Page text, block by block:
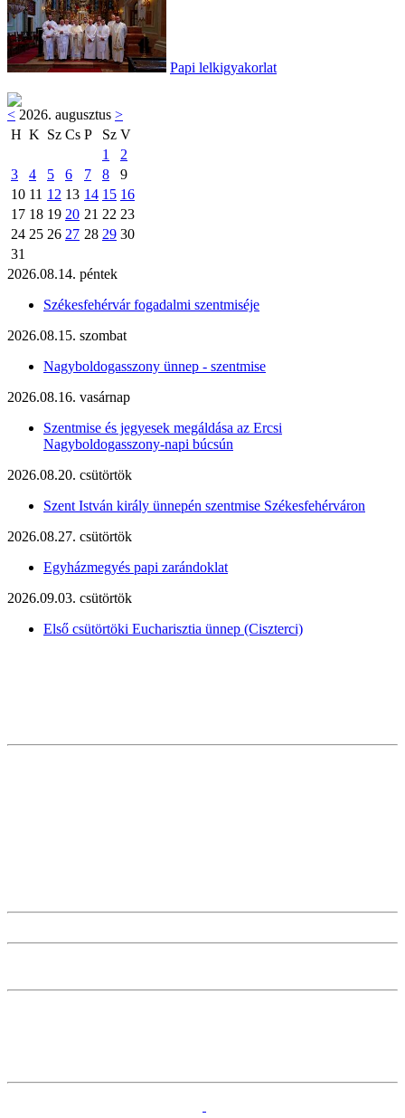
Papi lelkigyakorlat
< 2026. augusztus >
H K Sz Cs P Sz V
1
2
3
4 5 6 7 8
9
10 11 12 13 14 15 16
17 18 19 20 21 22 23
24 25 26 27 28 29 30
31
2026.08.14. péntek
Székesfehérvár fogadalmi szentmiséje
2026.08.15. szombat
Nagyboldogasszony ünnep - szentmise
2026.08.16. vasárnap
Szentmise és jegyesek megáldása az Ercsi
Nagyboldogasszony-napi búcsún
2026.08.20. csütörtök
Szent István király ünnepén szentmise Székesfehérváron
2026.08.27. csütörtök
Egyházmegyés papi zarándoklat
2026.09.03. csütörtök
Első csütörtöki Eucharisztia ünnep (Ciszterci)